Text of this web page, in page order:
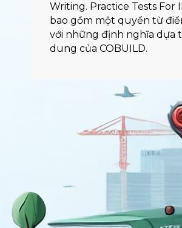
Writing. Practice Tests For
bao gồm một quyển từ
với những định nghĩa dựa
dung của COBUILD.